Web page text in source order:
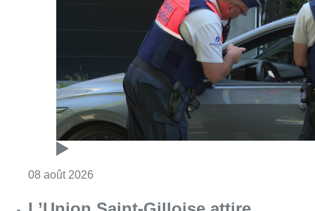
L’Union Saint-Gilloise attire
Bertram Kvist, milieu danois de 21
ans qui renforce les U23